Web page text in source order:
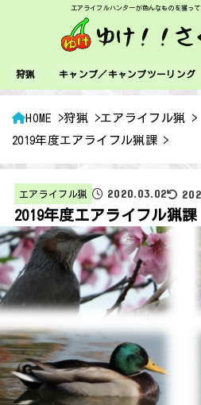
エアライフルハンターが色んなものを獲っ
狩猟 キャンプ／キャンプツーリング
HOME 狩猟
エアライフル猟
2019年度エアライフル猟課
エアライフル猟 2020.03.02
2019年度エアライフル猟課